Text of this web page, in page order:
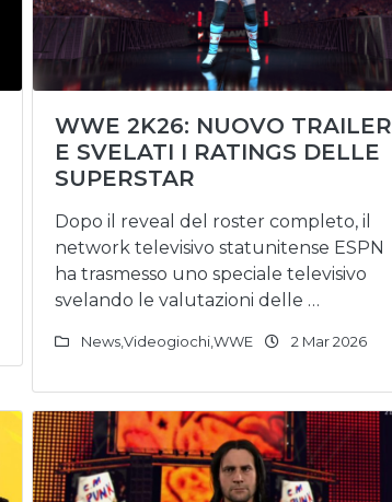
WWE 2K26: NUOVO TRAILER
E SVELATI I RATINGS DELLE
SUPERSTAR
Dopo il reveal del roster completo, il
network televisivo statunitense ESPN
ha trasmesso uno speciale televisivo
svelando le valutazioni delle …
NewsVideogiochiWWE 2 Mar 2026